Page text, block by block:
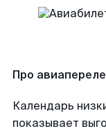
Про
Календарь
показывает